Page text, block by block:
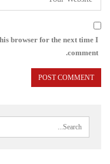
browser for the next time I
comment.